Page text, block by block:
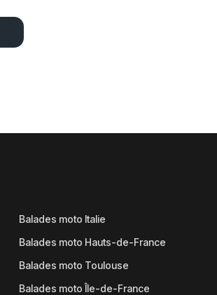
Balades moto Italie
Balades moto Hauts-de-France
Balades moto Toulouse
Balades moto Île-de-France